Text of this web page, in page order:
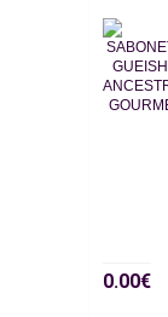
0.00€